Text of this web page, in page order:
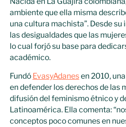
ambiente que ella misma
una cultura machista”. Desde
las desigualdades que las
lo cual forjó su base para
académico.
Fundó EvasyAdanesen 2010,
en defender los derechos de las
difusión del feminismo étnico y
Latinoamérica. Ella comenta:
conceptos poco comunes en